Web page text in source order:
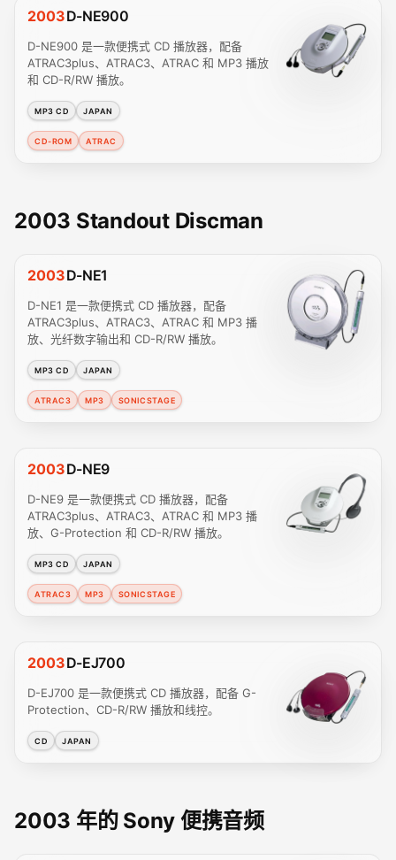
2003D-NE900
D-NE900 是一款便携式 CD 播放器，配备
ATRAC3plus、ATRAC3、ATRAC 和 MP3 播放
和 CD-R/RW 播放。
MP3 CD JAPAN
CD-ROM ATRAC
2003 Standout Discman
2003D-NE1
D-NE1 是一款便携式 CD 播放器，配备
ATRAC3plus、ATRAC3、ATRAC 和 MP3 播
放、光纤数字输出和 CD-R/RW 播放。
MP3 CD JAPAN
ATRAC3 MP3 SONICSTAGE
2003D-NE9
D-NE9 是一款便携式 CD 播放器，配备
ATRAC3plus、ATRAC3、ATRAC 和 MP3 播
放、G-Protection 和 CD-R/RW 播放。
MP3 CD JAPAN
ATRAC3 MP3 SONICSTAGE
2003D-EJ700
D-EJ700 是一款便携式 CD 播放器，配备 G-
Protection、CD-R/RW 播放和线控。
CD JAPAN
2003 年的 Sony 便携音频